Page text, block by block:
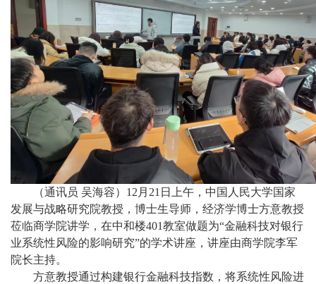
（通讯员 吴海容） 12 月 21 日上午，中国人民大学国家
发展与战略研究院教授，博士生导师，经济学博士方意教授
莅临商学院讲学，在中和楼401教室做题为“金融科技对银行
业系统性风险的影响研究”的学术讲座，讲座由商学院李军
院长主持。
方意教授通过构建银行金融科技指数，将系统性风险进